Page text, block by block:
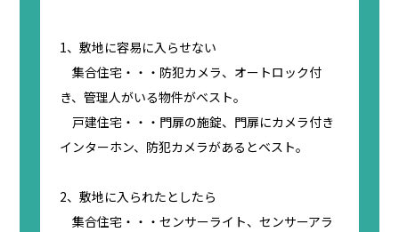
1、敷地に容易に入らせない
集合住宅・・・防犯カメラ、オートロック付
き、管理人がいる物件がベスト。
戸建住宅・・・門扉の施錠、門扉にカメラ付き
インターホン、防犯カメラがあるとベスト。
2、敷地に入られたとしたら
集合住宅・・・センサーライト、センサーアラ